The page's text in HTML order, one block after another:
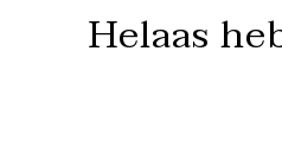
Helaas